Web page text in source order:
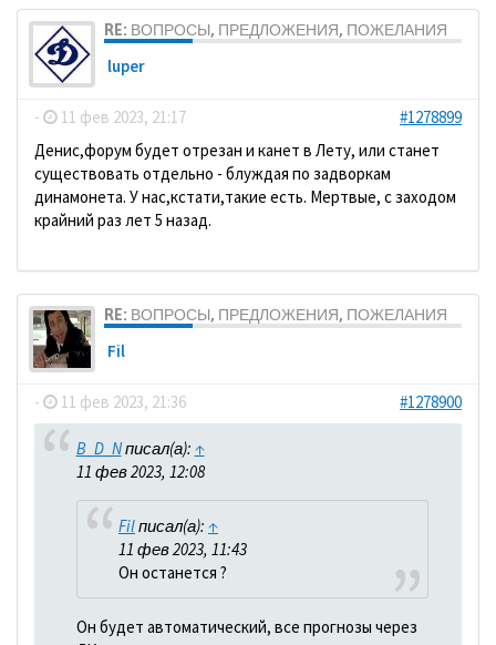
RE: ВОПРОСЫ, ПРЕДЛОЖЕНИЯ, ПОЖЕЛАНИЯ
luper
- 11 фев 2023, 21:17
#1278899
Денис,форум будет отрезан и канет в Лету, или станет
существовать отдельно - блуждая по задворкам
динамонета. У нас,кстати,такие есть. Мертвые, с заходом
крайний раз лет 5 назад.
RE: ВОПРОСЫ, ПРЕДЛОЖЕНИЯ, ПОЖЕЛАНИЯ
Fil
- 11 фев 2023, 21:36 #1278900
B_D_Nписал(а): ↑
11 фев 2023, 12:08
Filписал(а): ↑
11 фев 2023, 11:43
Он останется ?
Он будет автоматический, все прогнозы через